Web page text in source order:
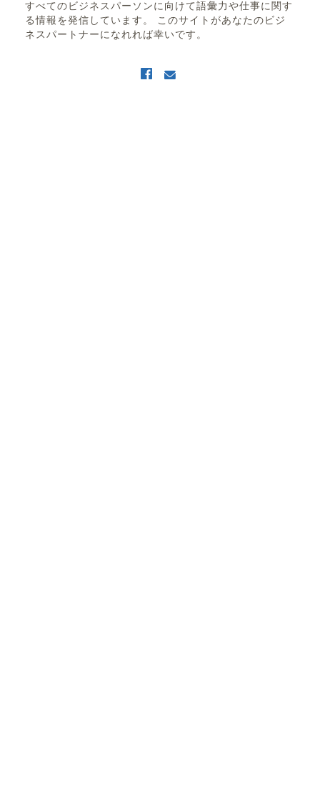
すべてのビジネスパーソンに向けて語彙力や仕事に関す
る情報を発信しています。 このサイトがあなたのビジ
ネスパートナーになれれば幸いです。